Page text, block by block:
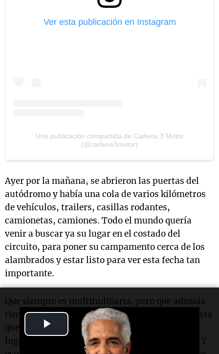
Play
Video
Ver esta publicación en Instagram
Una publicación compartida de Cadena 3 Motor
(@cadena3motor)
Ayer por la mañana, se abrieron las puertas del
autódromo y había una cola de varios kilómetros
de vehículos, trailers, casillas rodantes,
camionetas, camiones. Todo el mundo quería
venir a buscar ya su lugar en el costado del
circuito, para poner su campamento cerca de los
alambrados y estar listo para ver esta fecha tan
importante.
Que siempre es multitudinaria, pero que además
tiene uno de los autódromos más lindos, una pista
que tiene de todo, lugares de alta velocidad,
lugares de media velocidad y de baja velocidad. Y